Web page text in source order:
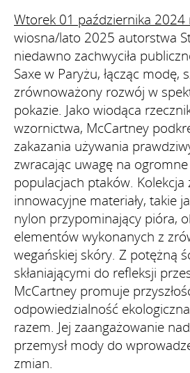
Wtorek 01 października 2024
wiosna/lato 2025 autorstwa
niedawno zachwyciła
Saxe w Paryżu, łącząc modę,
zrównoważony rozwój w
pokazie. Jako wiodąca
wzornictwa, McCartney
zakazania używania
zwracając uwagę na
populacjach ptaków. Kolekcja
innowacyjne materiały, takie
nylon przypominający pióra,
elementów wykonanych z
wegańskiej skóry. Z potężną
skłaniającymi do refleksji
McCartney promuje
odpowiedzialność
razem. Jej zaangażowanie
przemysł mody do
zmian.